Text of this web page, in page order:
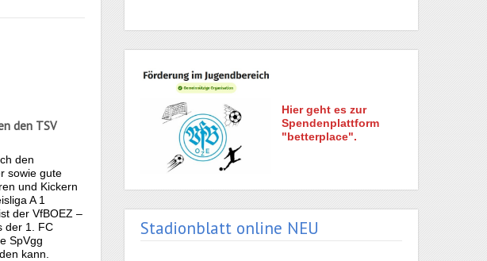
den TSV
den
sowie gute
und Kickern
A 1
der VfBOEZ –
der 1. FC
SpVgg
kann.
Hier geht es zur
Spendenplattform
"betterplace".
Stadionblatt online NEU